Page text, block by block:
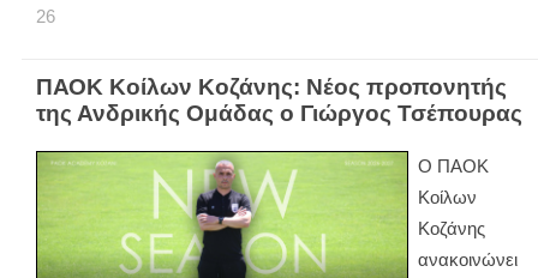
26
ΠΑΟΚ Κοίλων Κοζάνης: Νέος προπονητής
της Ανδρικής Ομάδας ο Γιώργος Τσέπουρας
Ο ΠΑΟΚ
Κοίλων
Κοζάνης
ανακοινώνει